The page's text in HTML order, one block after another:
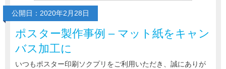
公開日：2020年2月28日
ポスター製作事例 – マット紙をキャン
バス加工に
いつもポスター印刷ソクプリをご利用いただき、誠にありが